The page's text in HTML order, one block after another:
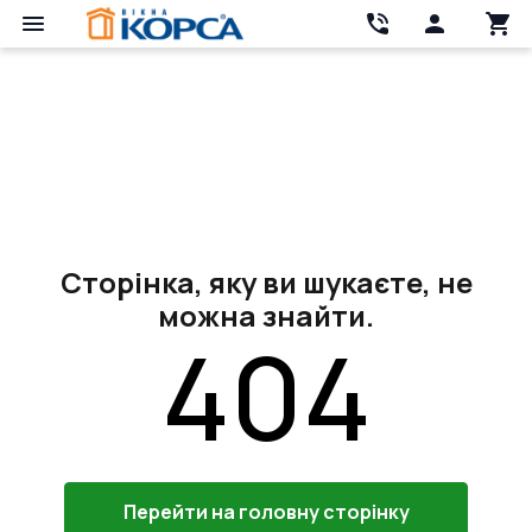
Сторінка, яку ви шукаєте, не
можна знайти.
404
Перейти на головну сторінку